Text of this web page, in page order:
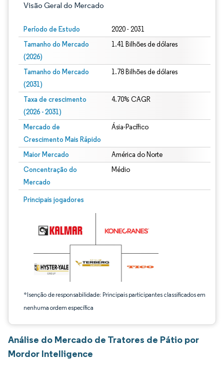
Visão Geral do Mercado
Período de Estudo 2020 - 2031
Tamanho do Mercado
(2026)
1.41 Bilhões de dólares
Tamanho do Mercado
(2031)
1.78 Bilhões de dólares
Taxa de crescimento
(2026 - 2031)
4.70% CAGR
Mercado de
Crescimento Mais Rápido
Ásia-Pacífico
Maior Mercado América do Norte
Concentração do
Mercado
Médio
Principais jogadores
*Isenção de responsabilidade: Principais participantes classificados em
nenhuma ordem específica
Imagem © Mordor Intelligence. O reuso requer atribuição conforme CC BY 4.0.
Análise do Mercado de Tratores de Pátio por
Mordor Intelligence